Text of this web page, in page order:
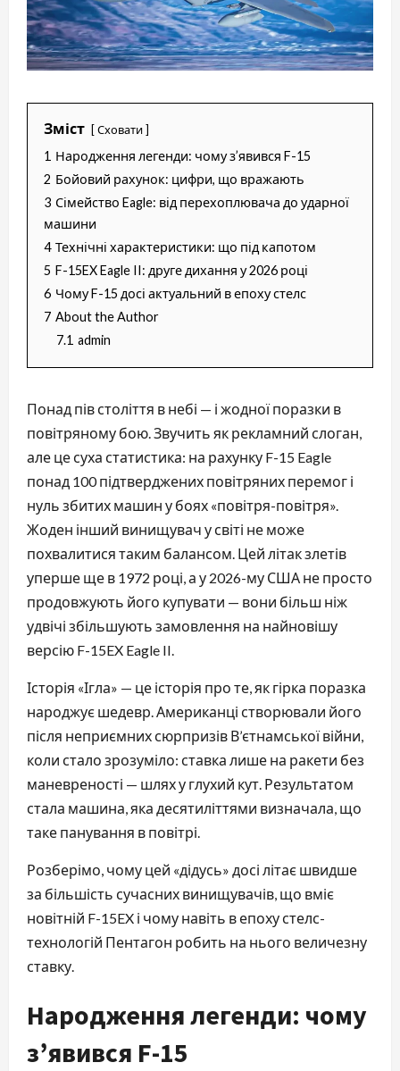
Зміст Сховати
1 Народження легенди: чому з’явився F-15
2 Бойовий рахунок: цифри, що вражають
3 Сімейство Eagle: від перехоплювача до ударної
машини
4 Технічні характеристики: що під капотом
5 F-15EX Eagle II: друге дихання у 2026 році
6 Чому F-15 досі актуальний в епоху стелс
7 About the Author
7.1 admin
Понад пів століття в небі — і жодної поразки в
повітряному бою. Звучить як рекламний слоган,
але це суха статистика: на рахунку F-15 Eagle
понад 100 підтверджених повітряних перемог і
нуль збитих машин у боях «повітря-повітря».
Жоден інший винищувач у світі не може
похвалитися таким балансом. Цей літак злетів
уперше ще в 1972 році, а у 2026-му США не просто
продовжують його купувати — вони більш ніж
удвічі збільшують замовлення на найновішу
версію F-15EX Eagle II.
Історія «Ігла» — це історія про те, як гірка поразка
народжує шедевр. Американці створювали його
після неприємних сюрпризів В’єтнамської війни,
коли стало зрозуміло: ставка лише на ракети без
маневреності — шлях у глухий кут. Результатом
стала машина, яка десятиліттями визначала, що
таке панування в повітрі.
Розберімо, чому цей «дідусь» досі літає швидше
за більшість сучасних винищувачів, що вміє
новітній F-15EX і чому навіть в епоху стелс-
технологій Пентагон робить на нього величезну
ставку.
Народження легенди: чому
з’явився F-15